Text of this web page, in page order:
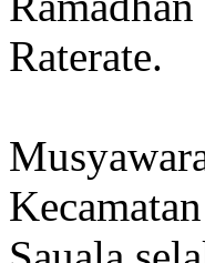
Raterate.